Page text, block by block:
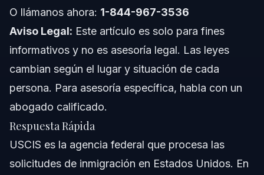
Cuándo Consultar a un Abogado para Asuntos
con USCIS
Sobre Vasquez Law Firm
Confianza y Experiencia del Abogado
Preguntas Frecuentes
¿Qué es USCIS y qué hace?
O llámanos ahora: 1-844-967-3536
Aviso Legal: Este artículo es solo para fines
informativos y no es asesoría legal. Las leyes
cambian según el lugar y situación de cada
persona. Para asesoría específica, habla con un
abogado calificado.
Respuesta Rápida
USCIS es la agencia federal que procesa las
solicitudes de inmigración en Estados Unidos. En